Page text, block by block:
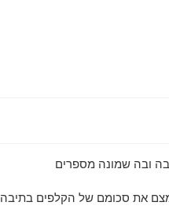
ובה שמונה מספרים
את סכומם של הקלפים בתיבה